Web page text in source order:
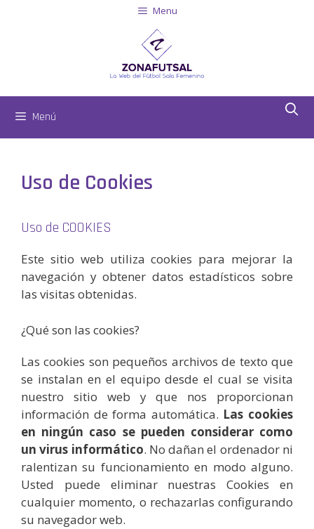
Menu
Menú
Uso de Cookies
Uso de COOKIES
Este sitio web utiliza cookies para mejorar la
navegación y obtener datos estadísticos sobre
las visitas obtenidas.
¿Qué son las cookies?
Las cookies son pequeños archivos de texto que
se instalan en el equipo desde el cual se visita
nuestro sitio web y que nos proporcionan
información de forma automática. Las cookies
en ningún caso se pueden considerar como
un virus informático. No dañan el ordenador ni
ralentizan su funcionamiento en modo alguno.
Usted puede eliminar nuestras Cookies en
cualquier momento, o rechazarlas configurando
su navegador web.